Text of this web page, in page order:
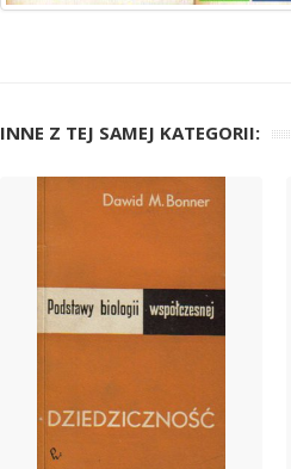
INNE Z TEJ SAMEJ KATEGORII: